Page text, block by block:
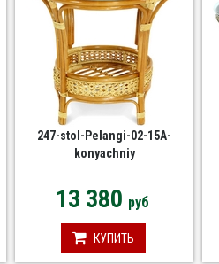
247-stol-Pelangi-02-15A-
konyachniy
13 380 руб
КУПИТЬ